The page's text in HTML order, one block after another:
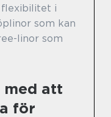
flexibilitet i
som kan
linor som
med att
för